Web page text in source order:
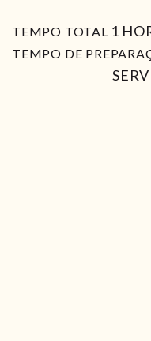
TEMPO TOTAL 1
TEMPO DE